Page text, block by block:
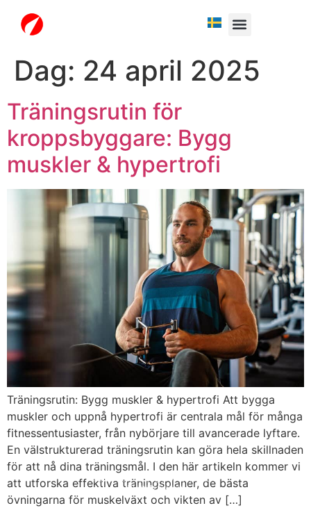
Dag: 24 april 2025
Träningsrutin för
kroppsbyggare: Bygg
muskler & hypertrofi
Träningsrutin: Bygg muskler & hypertrofi Att bygga
muskler och uppnå hypertrofi är centrala mål för många
fitnessentusiaster, från nybörjare till avancerade lyftare.
En välstrukturerad träningsrutin kan göra hela skillnaden
för att nå dina träningsmål. I den här artikeln kommer vi
att utforska effektiva träningsplaner, de bästa
övningarna för muskelväxt och vikten av […]
© 2008 – 2024 Copyright © Trainero.com
All rights reserved
© 2008 – 2024 Copyright © Trainero.com
All rights reserved